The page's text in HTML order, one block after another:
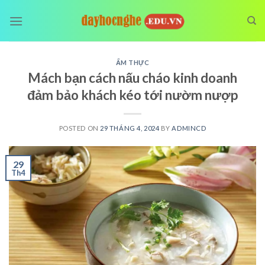
ẨM THỰC
Mách bạn cách nấu cháo kinh doanh
đảm bảo khách kéo tới nườm nượp
POSTED ON 29 THÁNG 4, 2024 BY ADMINCD
29
Th4